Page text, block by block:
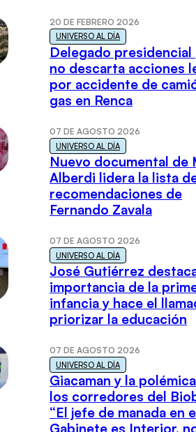
20 DE FEBRERO 2026
UNIVERSO AL DÍA
Delegado presidencial
no descarta acciones
por accidente de
gas en Renca
07 DE AGOSTO 2026
UNIVERSO AL DÍA
Nuevo documental de
Alberdi lidera la lista
recomendaciones de
Fernando Zavala
07 DE AGOSTO 2026
UNIVERSO AL DÍA
José Gutiérrez
importancia de la
infancia y hace el
priorizar la educación
07 DE AGOSTO 2026
UNIVERSO AL DÍA
Giacaman y la
los corredores del
“El jefe de manada en